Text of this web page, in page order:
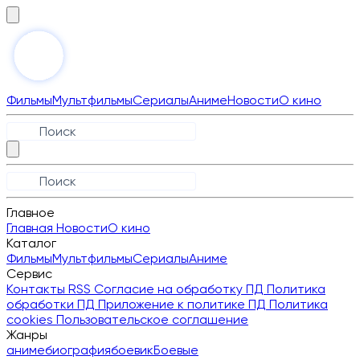
ФильмыМультфильмыСериалыАнимеНовостиО кино
Главное
Главная НовостиО кино
Каталог
ФильмыМультфильмыСериалыАниме
Сервис
Контакты RSS Согласие на обработку ПД Политика
обработки ПД Приложение к политике ПД Политика
cookies Пользовательское соглашение
Жанры
анимебиографиябоевикБоевые